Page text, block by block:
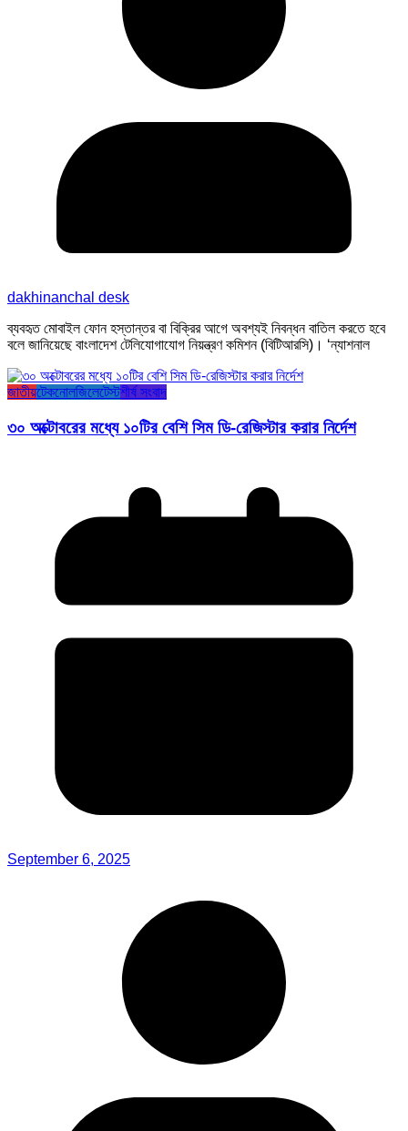
dakhinanchal desk
ব্যবহৃত মোবাইল ফোন হস্তান্তর বা বিক্রির আগে অবশ্যই নিবন্ধন বাতিল করতে হবে
বলে জানিয়েছে বাংলাদেশ টেলিযোগাযোগ নিয়ন্ত্রণ কমিশন (বিটিআরসি)। ‘ন্যাশনাল
জাতীয়টেকনোলজিলেটেস্টশীর্ষ সংবাদ
৩০ অক্টোবরের মধ্যে ১০টির বেশি সিম ডি-রেজিস্টার করার নির্দেশ
September 6, 2025